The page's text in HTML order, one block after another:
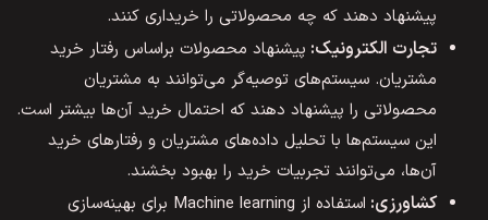
پیشنهاد دهند که چه محصولاتی را خریداری کنند.
تجارت الکترونیک: پیشنهاد محصولات براساس رفتار خرید
مشتریان. سیستم‌های توصیه‌گر می‌توانند به مشتریان
محصولاتی را پیشنهاد دهند که احتمال خرید آن‌ها بیشتر است.
این سیستم‌ها با تحلیل داده‌های مشتریان و رفتارهای خرید
آن‌ها، می‌توانند تجربیات خرید را بهبود بخشند.
کشاورزی:
استفاده از Machine learning برای بهینه‌سازی